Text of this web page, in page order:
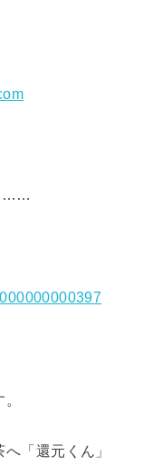
「還元くん」